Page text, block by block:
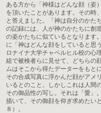
ある方から「神様はどんな顔（姿
を頂いたことがあります。その時
と答えました。「神は自分のかた
の記録には、人が神のかたちに創
の姿かたちに似ているとなります
に「神はどんな顔をしていると思
ロナイナ大学チャペルヒル校の心
組で被検者らに見せて、どちらの
ムはそこから得たデーターをもと
その合成写真に浮かんだ顔がアメ
いるとのこと。しかしこれは人間
その御品性の写し。それは「愛」
描いて、その御顔を仰ぎ求めたい
８）。